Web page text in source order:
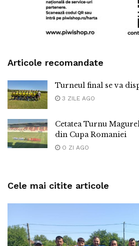
Articole recomandate
Turneul final se va
3 ZILE AGO
Cetatea Turnu
din Cupa Romaniei
O ZI AGO
Cele mai citite articole